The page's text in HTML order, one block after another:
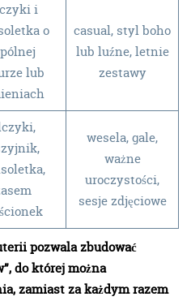
i
o
lub
casual, styl boho
lub luźne, letnie
zestawy
wesela, gale,
ważne
uroczystości,
sesje zdjęciowe
pozwala zbudować
do której można
zamiast za każdym razem